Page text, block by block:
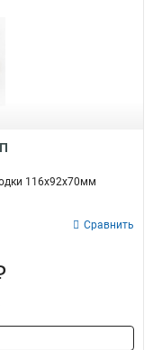
116х92х70мм
Сравнить